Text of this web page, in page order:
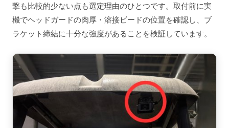
撃も比較的少ない点も選定理由のひとつです。取付前に実
機でヘッドガードの肉厚・溶接ビードの位置を確認し、ブ
ラケット締結に十分な強度があることを検証しています。